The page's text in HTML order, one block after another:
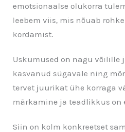
emotsionaalse olukorra
leebem viis, mis nõuab
kordamist.
Uskumused on nagu võilille
kasvanud sügavale ning
tervet juurikat ühe korraga
märkamine ja teadlikkus on
Siin on kolm konkreetset